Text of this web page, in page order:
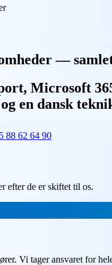
—
Microsoft
en dansk
88 62 64 90
efter de er skiftet til os.
Vi tager ansvaret for